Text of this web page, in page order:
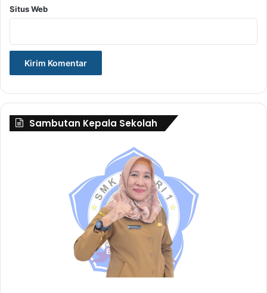
Situs Web
Sambutan Kepala Sekolah